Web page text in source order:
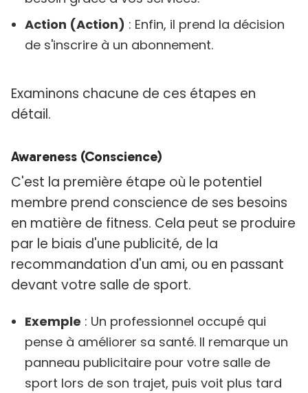
Action (Action) : Enfin, il prend la décision
de s'inscrire à un abonnement.
Examinons chacune de ces étapes en
détail.
Awareness (Conscience)
C'est la première étape où le potentiel
membre prend conscience de ses besoins
en matière de fitness. Cela peut se produire
par le biais d'une publicité, de la
recommandation d'un ami, ou en passant
devant votre salle de sport.
Exemple : Un professionnel occupé qui
pense à améliorer sa santé. Il remarque un
panneau publicitaire pour votre salle de
sport lors de son trajet, puis voit plus tard